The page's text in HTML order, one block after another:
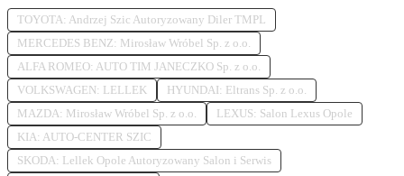
TOYOTA: Andrzej Szic Autoryzowany Diler TMPL
MERCEDES BENZ: Mirosław Wróbel Sp. z o.o.
ALFA ROMEO: AUTO TIM JANECZKO Sp. z o.o.
VOLKSWAGEN: LELLEK
HYUNDAI: Eltrans Sp. z o.o.
MAZDA: Mirosław Wróbel Sp. z o.o.
LEXUS: Salon Lexus Opole
KIA: AUTO-CENTER SZIC
SKODA: Lellek Opole Autoryzowany Salon i Serwis